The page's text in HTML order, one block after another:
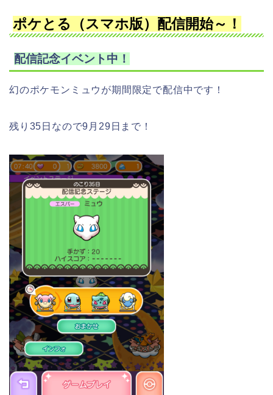
ポケとる（スマホ版）配信開始～！
配信記念イベント中！
幻のポケモンミュウが期間限定で配信中です！
残り35日なので9月29日まで！